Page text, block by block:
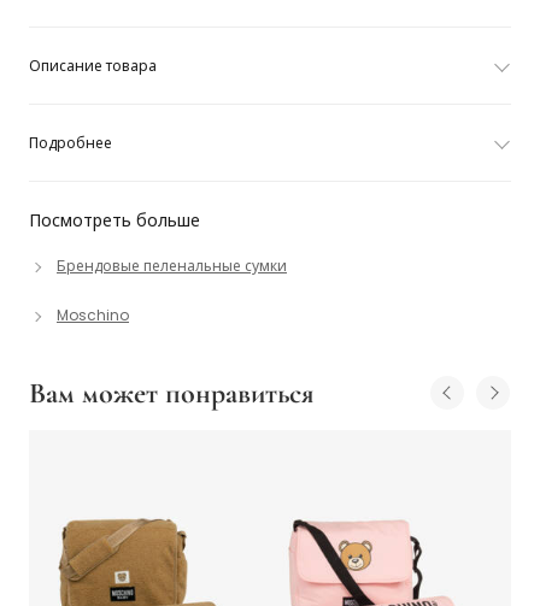
Посмотреть больше
Брендовые пеленальные сумки
Moschino
Описание товара
Подробнее
Вам может понравиться